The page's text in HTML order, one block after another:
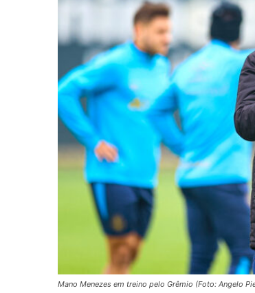
Mano Menezes em treino pelo Grêmio (Foto: Angelo